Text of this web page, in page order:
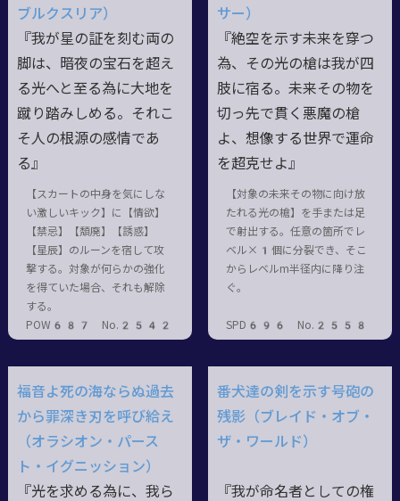
ブルクスリア）
『我が星の証を刻む両の
脚は、暗夜の宝石を超え
る光へと至る為に大地を
蹴り踏みしめる。それこ
そ人の根源の感情であ
る』
【スカートの中身を気にしな
い激しいキック】に【情欲】
【禁忌】【頽廃】【誘惑】
【星辰】のルーンを宿して攻
撃する。対象が何らかの強化
を得ていた場合、それも解除
する。
POW687 No.2542
サー）
『絶空を示す未来を穿つ
為、その光の槍は我が四
肢に宿る。未来その物を
切っ先で貫く悪魔の槍
よ、想像する世界で運命
を超克せよ』
【対象の未来その物に向け放
たれる光の槍】を手または足
で射出する。任意の箇所でレ
ベル×1個に分裂でき、そこ
からレベルm半径内に降り注
ぐ。
SPD696 No.2558
福音よ死の海ならぬ過去
から罪深き刃を呼び給え
（オラシオン・パース
ト・イグニッション）
『光を求める為に、我ら
番犬達の剣を示す号砲の
残影（ブレイド・オブ・
ザ・ワールド）
『我が命名者としての権